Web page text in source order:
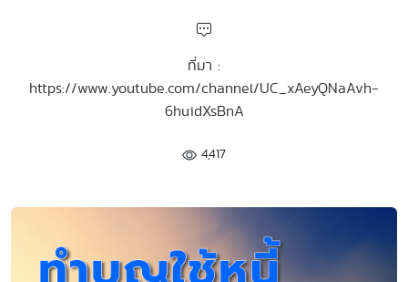
ที่มา :
https://www.youtube.com/channel/UC_xAeyQNaAvh-
6huidXsBnA
4,417